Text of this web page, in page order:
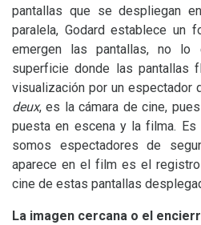
pantallas que se despliegan
paralela, Godard establece un
emergen las pantallas, no
superficie donde las pantallas
visualización por un espectador
deux, es la cámara de cine,
puesta en escena y la filma.
somos espectadores de
aparece en el film es el
cine de estas pantallas
La imagen cercana o el